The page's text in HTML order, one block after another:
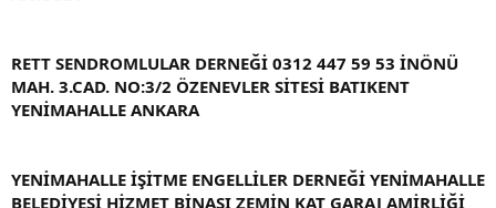
RETT SENDROMLULAR DERNEĞİ 0312 447 59 53 İNÖNÜ
MAH. 3.CAD. NO:3/2 ÖZENEVLER SİTESİ BATIKENT
YENİMAHALLE ANKARA
YENİMAHALLE İŞİTME ENGELLİLER DERNEĞİ YENİMAHALLE
BELEDİYESİ HİZMET BİNASI ZEMİN KAT GARAJ AMİRLİĞİ